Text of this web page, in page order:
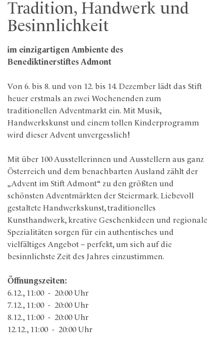
Tradition, Handwerk und
Besinnlichkeit
im einzigartigen Ambiente des
Benediktinerstiftes Admont
Von 6. bis 8. und von 12. bis 14. Dezember lädt das Stift
heuer erstmals an zwei Wochenenden zum
traditionellen Adventmarkt ein. Mit Musik,
Handwerkskunst und einem tollen Kinderprogramm
wird dieser Advent unvergesslich!
Mit über 100 Ausstellerinnen und Ausstellern aus ganz
Österreich und dem benachbarten Ausland zählt der
„Advent im Stift Admont“ zu den größten und
schönsten Adventmärkten der Steiermark. Liebevoll
gestaltete Handwerkskunst, traditionelles
Kunsthandwerk, kreative Geschenkideen und regionale
Spezialitäten sorgen für ein authentisches und
vielfältiges Angebot – perfekt, um sich auf die
besinnlichste Zeit des Jahres einzustimmen.
Öffnungszeiten:
6.12., 11:00 - 20:00 Uhr
7.12., 11:00 - 20:00 Uhr
8.12., 11:00 - 20:00 Uhr
12.12., 11:00 - 20:00 Uhr